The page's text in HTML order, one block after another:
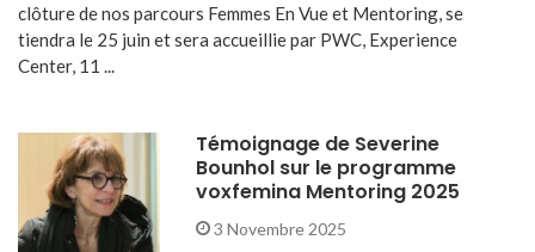
clôture de nos parcours Femmes En Vue et Mentoring, se
tiendra le 25 juin et sera accueillie par PWC, Experience
Center, 11 ...
Témoignage de Severine
Bounhol sur le programme
voxfemina Mentoring 2025
3 Novembre 2025